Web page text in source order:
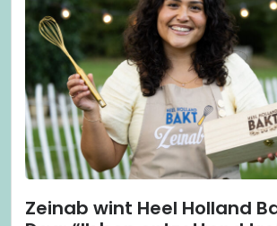
Zeinab wint Heel Holland